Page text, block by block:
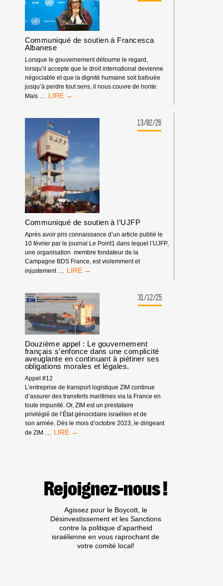
EST
GRAND
QUE
LA
MAJORITÉ
MONDIALE
Communiqué de soutien à Francesca
Albanese
Lorsque le gouvernement détourne le regard,
lorsqu’il accepte que le droit international devienne
négociable et que la dignité humaine soit bafouée
jusqu’à perdre tout sens, il nous couvre de honte.
Mais
COMMUNIQUÉ
À
FRANCESCA
ALBANESE
13/02/26
Communiqué de soutien à l’UJFP
Après avoir pris connaissance d’un article publié le
10 février par le journal Le Point1 dans lequel l’UJFP,
une organisation membre fondateur de la
Campagne BDS France, est violemment et
injustement
COMMUNIQUÉ
À
L’UJFP
31/12/25
Douzième appel : Le gouvernement
français s’enfonce dans une complicité
aveuglante en continuant à piétiner ses
obligations morales et légales.
Appel #12
L’entreprise de transport logistique ZIM continue
d’assurer des transferts maritimes via la France en
toute impunité. Or, ZIM est un prestataire
privilégié de l’État génocidaire israélien et de
son armée. Dès le mois d’octobre 2023, le dirigeant
de ZIM
DOUZIÈME
DANS
UNE
AVEUGLANTE
EN
CONTINUANT
À
PIÉTINER
Rejoignez-nous !
Agissez pour le Boycott, le
Désinvestissement et les Sanctions
contre la politique d'apartheid
israélienne en vous raprochant de
votre comité local!